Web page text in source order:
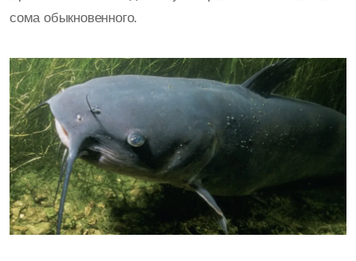
сома обыкновенного.